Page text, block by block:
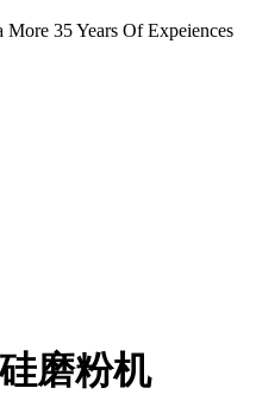
More 35 Years Of Expeiences
磨粉机